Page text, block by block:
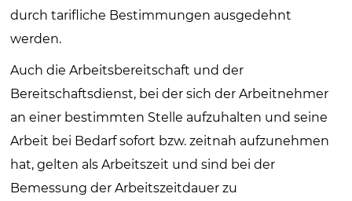
durch tarifliche Bestimmungen ausgedehnt
werden.
Auch die Arbeitsbereitschaft und der
Bereitschaftsdienst, bei der sich der Arbeitnehmer
an einer bestimmten Stelle aufzuhalten und seine
Arbeit bei Bedarf sofort bzw. zeitnah aufzunehmen
hat, gelten als Arbeitszeit und sind bei der
Bemessung der Arbeitszeitdauer zu